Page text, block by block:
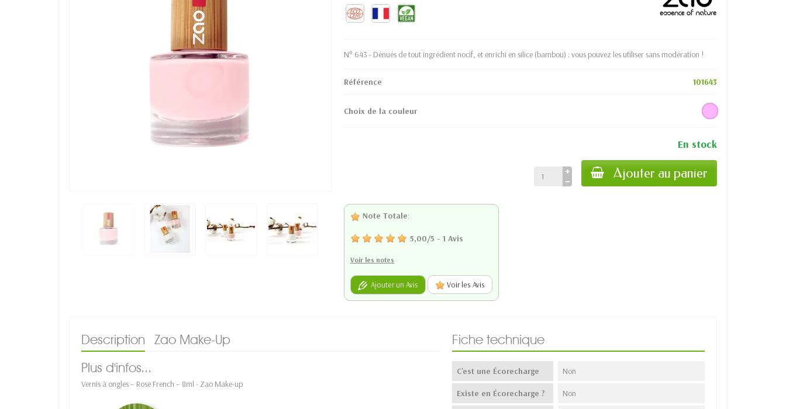
N° 643 - Dénués de tout ingrédient nocif, et enrichi en silice (bambou) : vous pouvez les utiliser sans modération !
Référence 101643
Choix de la couleur
En stock
Ajouter au panier
Note Totale:
5,00/5 - 1 Avis
Voir les notes
Ajouter un Avis Voir les Avis
Description
Zao Make-Up
Plus d'infos...
Vernis à ongles – Rose French – 8ml - Zao Make-up
Fiche technique
C'est une Écorecharge Non
Existe en Écorecharge ? Non